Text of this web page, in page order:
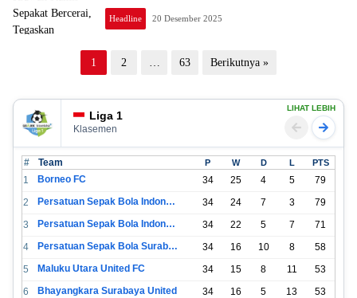
Headline 20 Desember 2025
1 2 63 Berikutnya »
Liga 1
Klasemen
LIHAT LEBIH
# Team P W D L PTS
1 Borneo FC 34 25 4 5
79
2
Persatuan Sepak Bola Indonesia Bandung 34 24 7 3
79
3
Persatuan Sepak Bola Indonesia Jakarta 34 22 5 7
71
4
Persatuan Sepak Bola Surabaya 34 16 10 8
58
5
Maluku Utara United FC 34 15 8 11
53
6
Bhayangkara Surabaya United 34 16 5 13
53